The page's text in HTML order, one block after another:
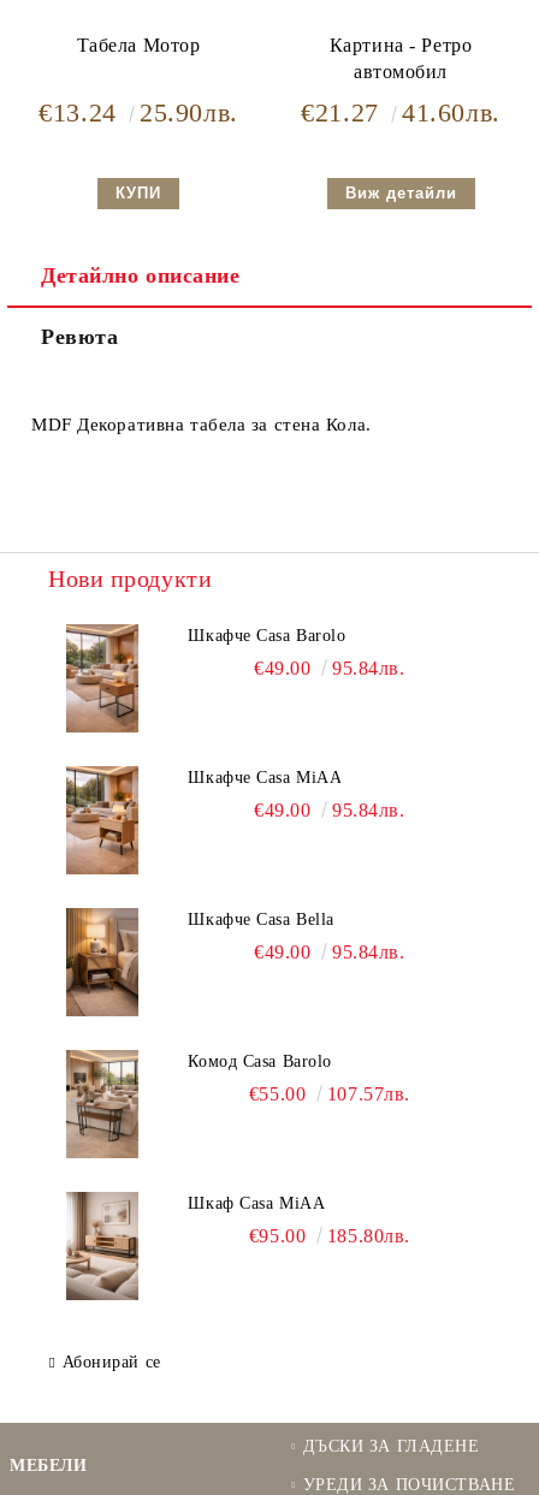
Табела Мотор
€13.24 25.90лв.
Картина - Ретро
автомобил
€21.27 41.60лв.
Виж детайли
Детайлно описание
Ревюта
MDF Декоративна табела за стена Кола.
Нови продукти
Шкафче Casa Barolo
€49.00 95.84лв.
Шкафче Casa MiAA
€49.00 95.84лв.
Шкафче Casa Bella
€49.00 95.84лв.
Комод Casa Barolo
€55.00 107.57лв.
Шкаф Casa MiAA
€95.00 185.80лв.
Абонирай се
МЕБЕЛИ
ДЪСКИ ЗА ГЛАДЕНЕ
УРЕДИ ЗА ПОЧИСТВАНЕ